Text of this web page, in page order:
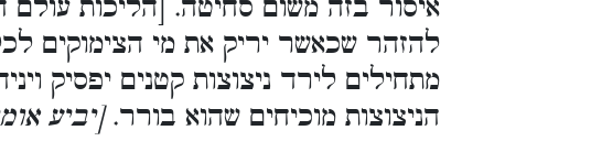
איסור בזה משום סחיטה. [הליכות
להזהר שכאשר יריק את מי הצימוקים
מתחילים לירד ניצוצות קטנים יפסיק
הניצוצות מוכיחים שהוא בורר.[יביע